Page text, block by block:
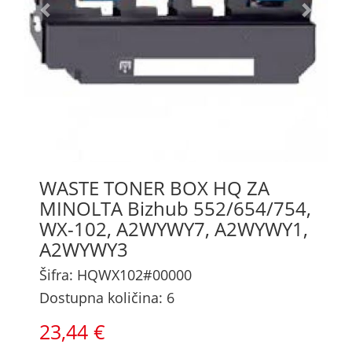
WASTE TONER BOX HQ ZA
MINOLTA Bizhub 552/654/754,
WX-102, A2WYWY7, A2WYWY1,
A2WYWY3
Šifra: HQWX102#00000
Dostupna količina: 6
23,44 €